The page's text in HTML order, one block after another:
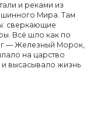
и реками из
Мира. Там
сверкающие
Всё шло как по
— Железный Морок,
на царство
высасывало жизнь